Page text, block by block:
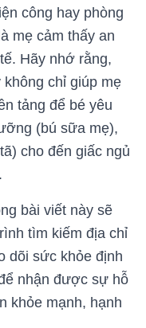
công hay phòng
mẹ cảm thấy an
Hãy nhớ rằng,
chỉ giúp mẹ
tảng để bé yêu
(bú sữa mẹ),
cho đến giấc ngủ
bài viết này sẽ
tìm kiếm địa chỉ
dõi sức khỏe định
nhận được sự hỗ
khỏe mạnh, hạnh